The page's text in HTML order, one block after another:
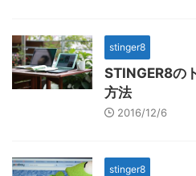
stinger8
STINGER8の
方法
2016/12/6
stinger8